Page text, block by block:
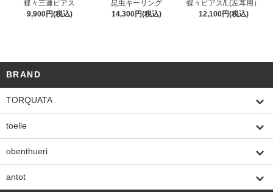
蝶々三連ピアス
9,900円(税込)
昆虫キーリング
14,300円(税込)
蝶々ピアス/L(左耳用）
12,100円(税込)
BRAND
TORQUATA
toelle
obenthueri
antot